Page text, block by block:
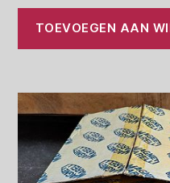
TOEVOEGEN AAN